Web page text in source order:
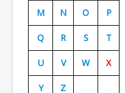
Doctrines
Batailles
Les As
Cahiers des As
M N O P
Q R S T
U V W X
Y Z